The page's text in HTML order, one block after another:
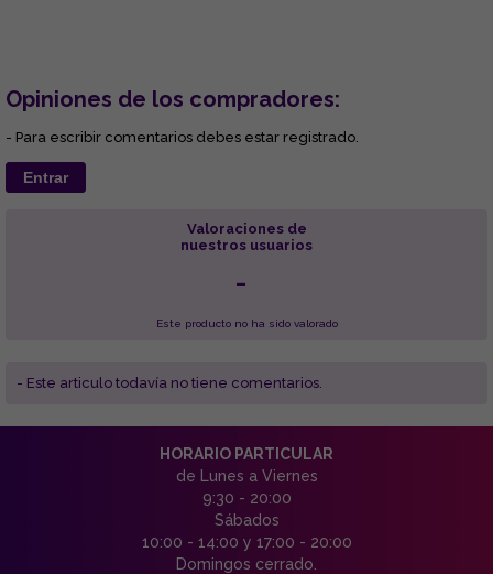
Opiniones de los compradores:
- Para escribir comentarios debes estar registrado.
Entrar
Valoraciones de
nuestros usuarios
-
Este producto no ha sido valorado
- Este articulo todavía no tiene comentarios.
HORARIO PARTICULAR
de Lunes a Viernes
9:30 - 20:00
Sábados
10:00 - 14:00 y 17:00 - 20:00
Domingos cerrado.